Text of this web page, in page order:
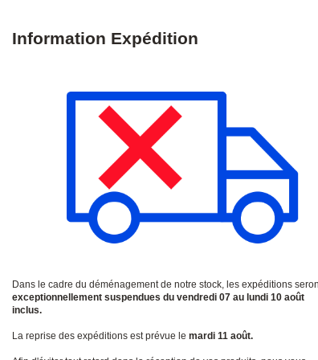
Les expéditions seront suspendues du 07 au 10 août
Accessoires pour boîtiers